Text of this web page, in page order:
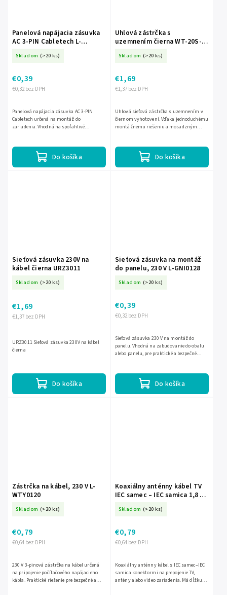
Panelová napájacia zásuvka
AC 3-PIN Cabletech L-
Skladom (>20 ks)
€0,32 bez DPH
€0,39
Do košíka
Panelová napájacia zásuvka AC 3-PIN
Cabletech určená na montáž do
zariadenia. Vhodná na spoľahlivé
Uhlová zástrčka s
uzemnením čierna WT-20S-2
Skladom (>20 ks)
€1,37 bez DPH
€1,69
Do košíka
Uhlová sieťová zástrčka s uzemnením v
čiernom vyhotovení. Vďaka jednoduchému
montážnemu riešeniu a mosadzným
Sieťová zásuvka 230V na
kábel čierna URZ3011
Skladom (>20 ks)
€1,37 bez DPH
€1,69
Do košíka
URZ3011 Sieťová zásuvka 230V na kábel
čierna
Sieťová zásuvka na montáž
do panelu, 230 V L-GNI0128
Skladom (>20 ks)
€0,32 bez DPH
€0,39
Do košíka
Sieťová zásuvka 230 V na montáž do
panelu. Vhodná na zabudovanie do obalu
alebo panelu, pre praktické a bezpečné
Zástrčka na kábel, 230 V L-
WTY0120
Skladom (>20 ks)
€0,64 bez DPH
€0,79
230 V 3-pinová zástrčka na kábel určená
na pripojenie počítačového napájacieho
kábla. Praktické riešenie pre bezpečné a
Koaxiálny anténny kábel TV
IEC samec – IEC samica 1,8 m
Skladom (>20 ks)
€0,64 bez DPH
€0,79
Koaxiálny anténny kábel s IEC samec–IEC
samica konektormi na prepojenie TV,
antény alebo video zariadenia. Má dĺžku